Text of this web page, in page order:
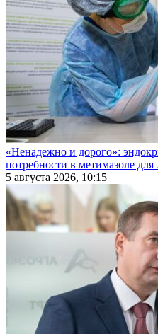
«Ненадежно и дорого»:
потребности в метимазоле
5 августа 2026, 10:15